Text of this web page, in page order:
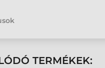
TERMÉKEK: